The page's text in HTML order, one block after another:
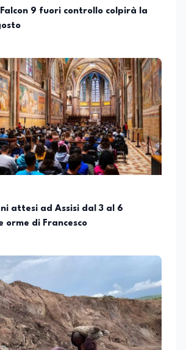
9 fuori controllo colpirà la
attesi ad Assisi dal 3 al 6
orme di Francesco